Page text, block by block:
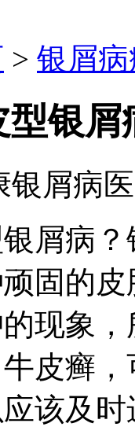
> 银屑
银屑
银屑病
屑病
固的
现象
皮癣
该及